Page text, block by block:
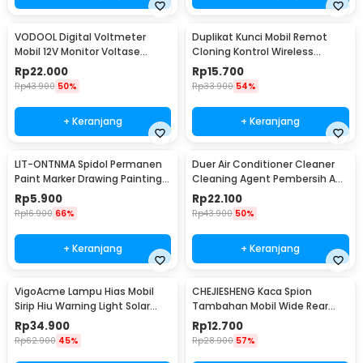
VODOOL Digital Voltmeter
Mobil 12V Monitor Voltase
Baterai LED Display - QY836
Rp22.000
Rp43.900 50%
+ Keranjang
Duplikat Kunci Mobil Remot
Cloning Kontrol Wireless
433.92MHz 1 PCS - WE32
Rp15.700
Rp33.900 54%
+ Keranjang
LIT-ONTNMA Spidol Permanen
Paint Marker Drawing Painting
Oil Base - MP-01
Rp5.900
Rp16.900 66%
+ Keranjang
Duer Air Conditioner Cleaner
Cleaning Agent Pembersih AC
Rumah 500ml - QUY1640
Rp22.100
Rp43.900 50%
+ Keranjang
VigoAcme Lampu Hias Mobil
Sirip Hiu Warning Light Solar
Energy 8 LED - FZWJSD
Rp34.900
Rp62.900 45%
CHEJIESHENG Kaca Spion
Tambahan Mobil Wide Rear
View Anti Blind Spot - SY-080
Rp12.700
Rp28.900 57%